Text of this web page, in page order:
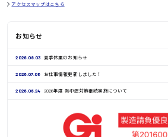
アクセスマップはこちら
お知らせ
2026.08.03 夏季休業のお知らせ
2026.07.06 お仕事情報更新しました！
2026.06.24 2026年度 熱中症対策継続実施について